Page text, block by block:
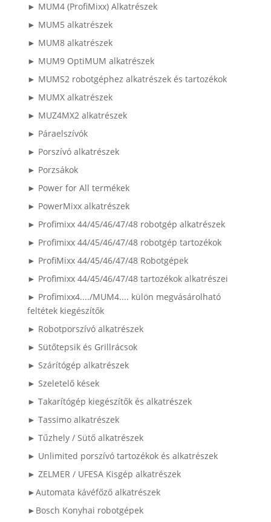
► MUM4 (ProfiMixx) Alkatrészek
► MUM5 alkatrészek
► MUM8 alkatrészek
► MUM9 OptiMUM alkatrészek
► MUMS2 robotgéphez alkatrészek és tartozékok
► MUMX alkatrészek
► MUZ4MX2 alkatrészek
► Páraelszívók
► Porszívó alkatrészek
► Porzsákok
► Power for All termékek
► PowerMixx alkatrészek
► Profimixx 44/45/46/47/48 robotgép alkatrészek
► Profimixx 44/45/46/47/48 robotgép tartozékok
► ProfiMixx 44/45/46/47/48 Robotgépek
► Profimixx 44/45/46/47/48 tartozékok alkatrészei
► Profimixx4..../MUM4.... külön megvásárolható
feltétek kiegészítők
► Robotporszívó alkatrészek
► Sütőtepsik és Grillrácsok
► Szárítógép alkatrészek
► Szeletelő kések
► Takarítógép kiegészítők és alkatrészek
► Tassimo alkatrészek
► Tűzhely / Sütő alkatrészek
► Unlimited porszívó tartozékok és alkatrészek
► ZELMER / UFESA Kisgép alkatrészek
►Automata kávéfőző alkatrészek
►Bosch Konyhai robotgépek